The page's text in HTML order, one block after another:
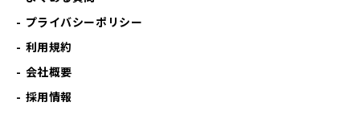
プライバシーポリシー
利用規約
会社概要
採用情報